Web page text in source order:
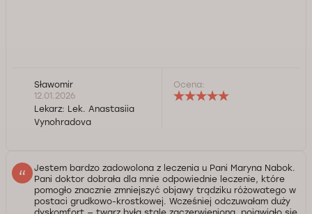
Sławomir
12.01.2026
Lekarz: Lek. Anastasiia
Vynohradova
Ocena:
Jestem bardzo zadowolona z leczenia u Pani Maryna Nabok.
Pani doktor dobrała dla mnie odpowiednie leczenie, które
pomogło znacznie zmniejszyć objawy trądziku różowatego w
postaci grudkowo-krostkowej. Wcześniej odczuwałam duży